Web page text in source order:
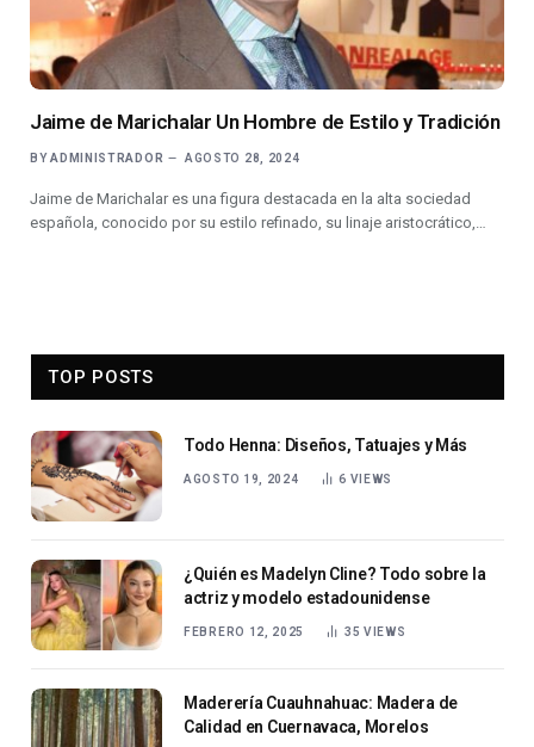
Jaime de Marichalar Un Hombre de Estilo y Tradición
BY ADMINISTRADOR AGOSTO 28, 2024
Jaime de Marichalar es una figura destacada en la alta sociedad
española, conocido por su estilo refinado, su linaje aristocrático,…
TOP POSTS
Todo Henna: Diseños, Tatuajes y Más
AGOSTO 19, 2024 6 VIEWS
¿Quién es Madelyn Cline? Todo sobre la
actriz y modelo estadounidense
FEBRERO 12, 2025 35VIEWS
Maderería Cuauhnahuac: Madera de
Calidad en Cuernavaca, Morelos